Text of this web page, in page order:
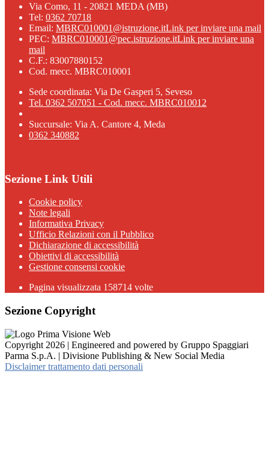
Via Como, 11 - 20821 MEDA (MB)
Tel: 0362 70718
Email: MBRC010001@istruzione.itLink per inviare una mail
PEC: MBRC010001@pec.istruzione.itLink per inviare una
mail
C.F.: 83007880152
Cod. mecc. MBRC010001
Sede coordinata: Via De Gasperi 5, Seveso
Tel. 0362 507051 - Cod. mecc. MBRC010012
Succursale: Via A. Cantore 4, Meda
0362 340882
Sezione Link Utili
Cookie policy
Note legali
Informativa Privacy
Ufficio Relazioni con il Pubblico
Dichiarazione di accessibilità
Obiettivi di accessibilità
Gestione consensi cookie
Pagina visualizzata 158714 volte
Sezione Copyright
Copyright 2026 | Engineered and powered by Gruppo Spaggiari
Parma S.p.A. | Divisione Publishing & New Social Media
Disclaimer trattamento dati personali